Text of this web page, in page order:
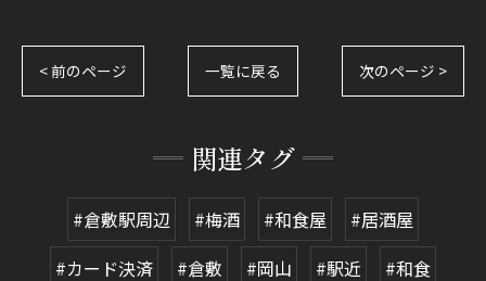
< 前のページ 一覧に戻る 次のページ >
関連タグ
#倉敷駅周辺 #梅酒 #和食屋
#居酒屋
#カード決済
#倉敷 #岡山 #駅近 #和食